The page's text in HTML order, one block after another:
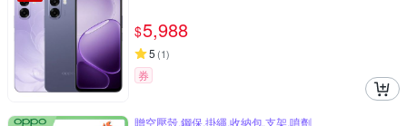
$5,988
5 (1)
券
贈空壓殼,鋼保,掛繩,收納包,支架,噴劑